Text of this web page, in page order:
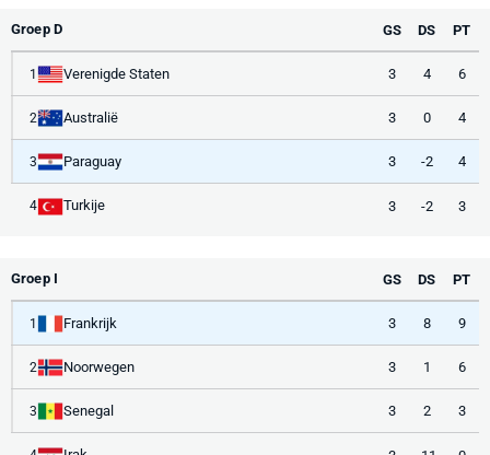
Groep D GS DS PT
1 Verenigde Staten 3 4 6
2 Australië 3 0 4
3 Paraguay 3 -2 4
4 Turkije 3 -2 3
Groep I GS DS PT
1 Frankrijk 3 8 9
2 Noorwegen 3 1 6
3 Senegal 3 2 3